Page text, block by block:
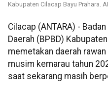
Kabupaten Cilacap Bayu Prahara.
Cilacap (ANTARA) -
Daerah (BPBD)
memetakan daerah
musim kemarau tahun
saat sekarang masih